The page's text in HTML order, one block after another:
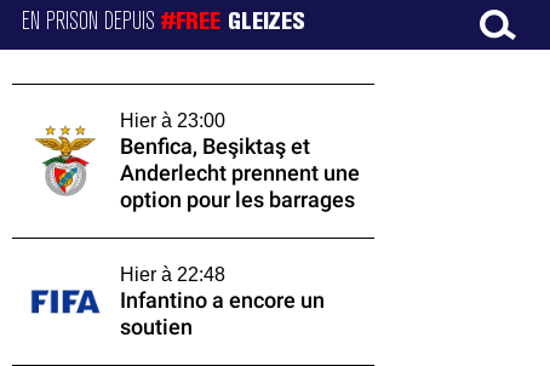
EN PRISON DEPUIS#FREE GLEIZES
Hier à 23:00
Benfica, Beşiktaş et
Anderlecht prennent une
option pour les barrages
Hier à 22:48
Infantino a encore un
soutien